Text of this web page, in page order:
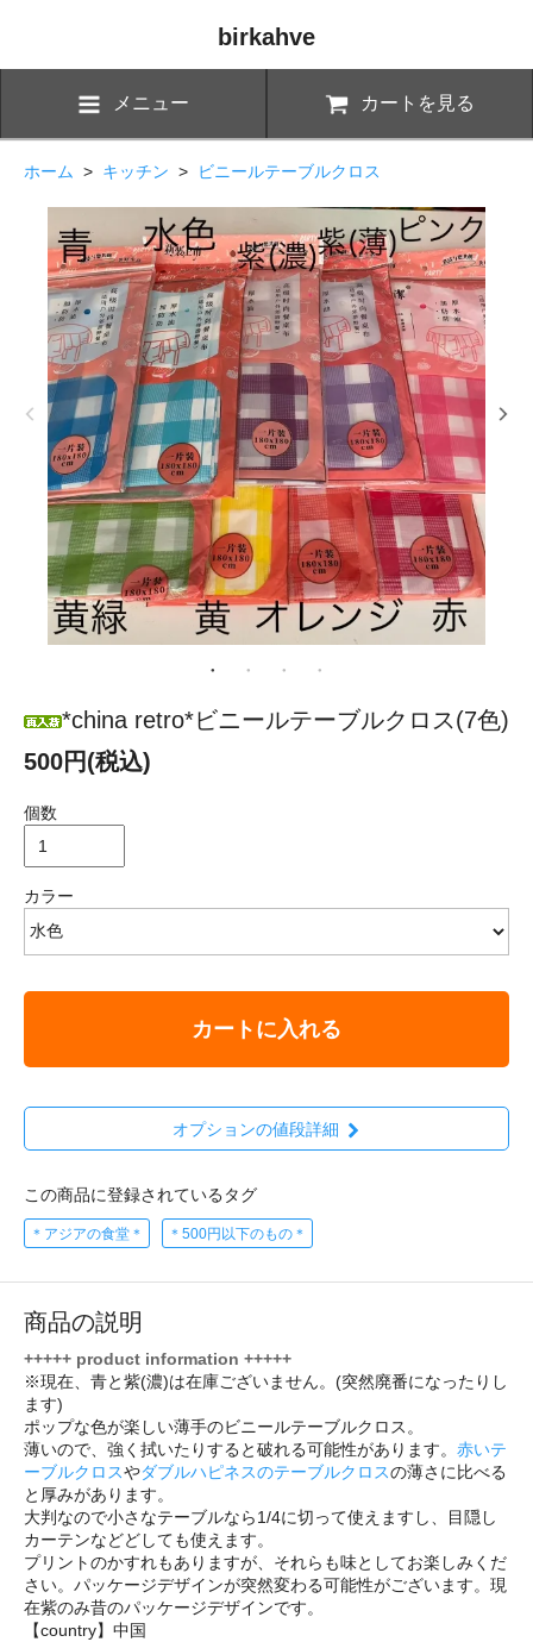
birkahve
メニュー カートを見る
ホーム > キッチン > ビニールテーブルクロス
*china retro*ビニールテーブルクロス(7色)
500円(税込)
個数
カラー
カートに入れる
オプションの値段詳細
この商品に登録されているタグ
＊アジアの食堂＊ ＊500円以下のもの＊
商品の説明
+++++ product information +++++
※現在、青と紫(濃)は在庫ございません。(突然廃番になったりし
ます)
ポップな色が楽しい薄手のビニールテーブルクロス。
薄いので、強く拭いたりすると破れる可能性があります。 赤いテ
ーブルクロスやダブルハピネスのテーブルクロスの薄さに比べる
と厚みがあります。
大判なので小さなテーブルなら1/4に切って使えますし、目隠し
カーテンなどどしても使えます。
プリントのかすれもありますが、それらも味としてお楽しみくだ
さい。パッケージデザインが突然変わる可能性がございます。現
在紫のみ昔のパッケージデザインです。
【country】中国